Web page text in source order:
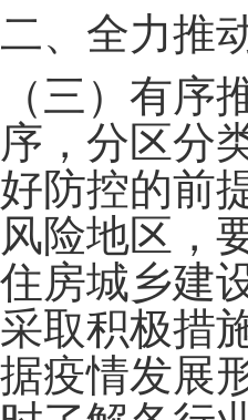
二、全力推
（三）有
序，分区分
好防控的前
风险地区，
住房城乡建
采取积极措
据疫情发展